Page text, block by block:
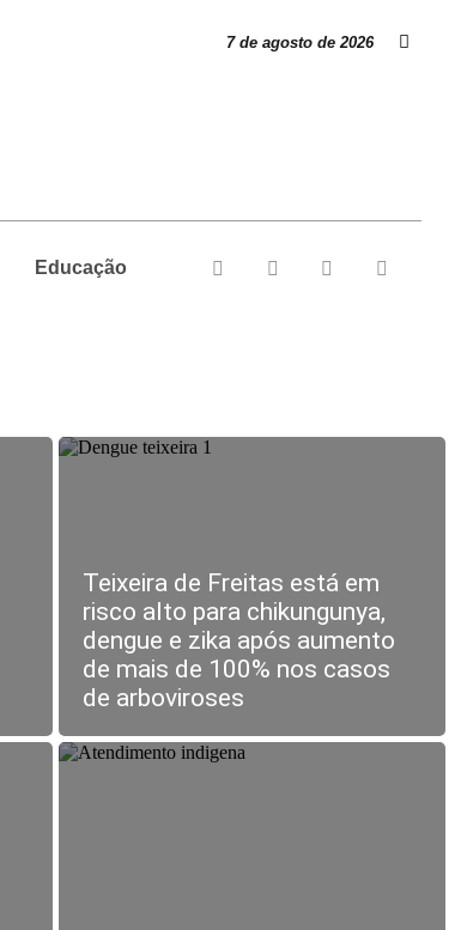
7 de agosto de 2026
Educação
Teixeira de Freitas está em
risco alto para chikungunya,
dengue e zika após aumento
de mais de 100% nos casos
de arboviroses